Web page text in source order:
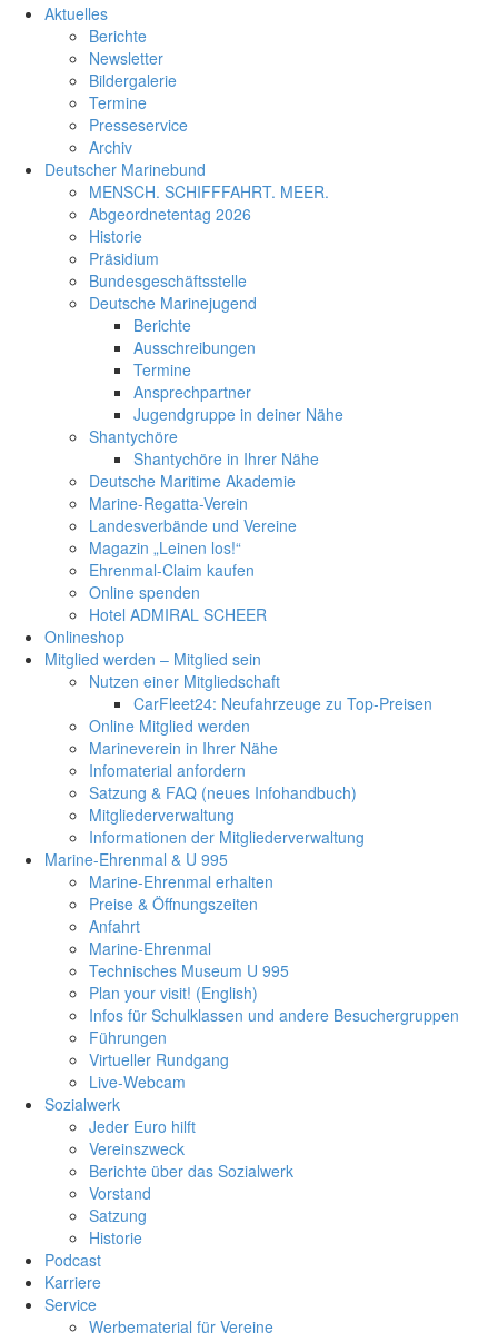
Aktuelles
Berichte
Newsletter
Bildergalerie
Termine
Presseservice
Archiv
Deutscher Marinebund
MENSCH. SCHIFFFAHRT. MEER.
Abgeordnetentag 2026
Historie
Präsidium
Bundesgeschäftsstelle
Deutsche Marinejugend
Berichte
Ausschreibungen
Termine
Ansprechpartner
Jugendgruppe in deiner Nähe
Shantychöre
Shantychöre in Ihrer Nähe
Deutsche Maritime Akademie
Marine-Regatta-Verein
Landesverbände und Vereine
Magazin „Leinen los!“
Ehrenmal-Claim kaufen
Online spenden
Hotel ADMIRAL SCHEER
Onlineshop
Mitglied werden – Mitglied sein
Nutzen einer Mitgliedschaft
CarFleet24: Neufahrzeuge zu Top-Preisen
Online Mitglied werden
Marineverein in Ihrer Nähe
Infomaterial anfordern
Satzung & FAQ (neues Infohandbuch)
Mitgliederverwaltung
Informationen der Mitgliederverwaltung
Marine-Ehrenmal & U 995
Marine-Ehrenmal erhalten
Preise & Öffnungszeiten
Anfahrt
Marine-Ehrenmal
Technisches Museum U 995
Plan your visit! (English)
Infos für Schulklassen und andere Besuchergruppen
Führungen
Virtueller Rundgang
Live-Webcam
Sozialwerk
Jeder Euro hilft
Vereinszweck
Berichte über das Sozialwerk
Vorstand
Satzung
Historie
Podcast
Karriere
Service
Werbematerial für Vereine